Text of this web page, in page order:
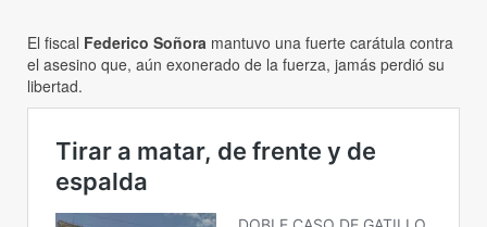
El fiscal Federico Soñora mantuvo una fuerte carátula contra
el asesino que, aún exonerado de la fuerza, jamás perdió su
libertad.